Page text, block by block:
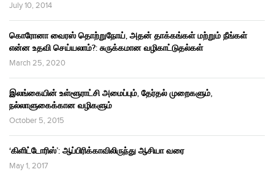
July 10, 2014
கொரோனா வைரஸ் தொற்றுநோய், அதன் தாக்கங்கள் மற்றும் நீங்கள்
என்ன உதவி செய்யலாம்?: சுருக்கமான வழிகாட்டுதல்கள்
March 25, 2020
இலங்கையின் உள்ளூராட்சி அமைப்பும், தேர்தல் முறைகளும்,
நல்லாளுகைக்கான வழிகளும்
October 5, 2015
‘கிளிட்டோரிஸ்’: ஆப்பிரிக்காவிலிருந்து ஆசியா வரை
May 1, 2017